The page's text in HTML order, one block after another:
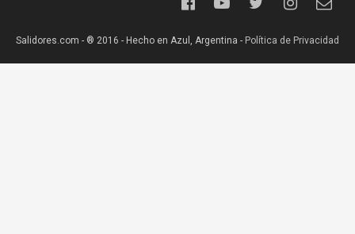
Salidores.com - ® 2016 - Hecho en Azul, Argentina - Política de Privacidad